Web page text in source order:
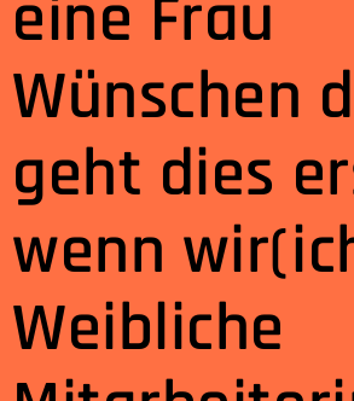
eine Frau
Wünschen
geht dies
wenn
Weibliche